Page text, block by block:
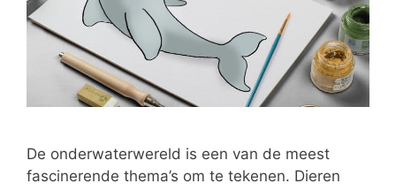
De onderwaterwereld is een van de meest
fascinerende thema’s om te tekenen. Dieren